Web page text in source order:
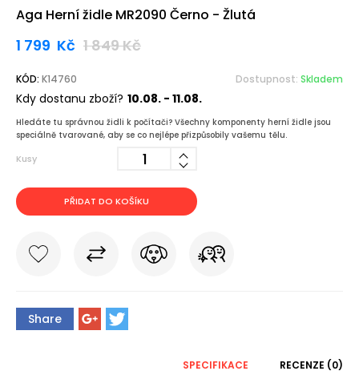
Aga Herní židle MR2090 Černo - Žlutá
1 799 Kč 1 849Kč
KÓD: K14760 Dostupnost: Skladem
Kdy dostanu zboží? 10.08. - 11.08.
Hledáte tu správnou židli k počítači? Všechny komponenty herní židle jsou
speciálně tvarované, aby se co nejlépe přizpůsobily vašemu tělu.
Kusy
PŘIDAT DO KOŠÍKU
Share
SPECIFIKACE RECENZE (0)